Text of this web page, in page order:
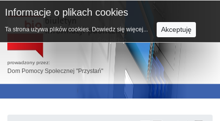
prowadzony przez:
Dom Pomocy Społecznej "Przystań"
Informacje o plikach cookies
Ta strona używa plików cookies. Dowiedz się więcej... Akceptuję